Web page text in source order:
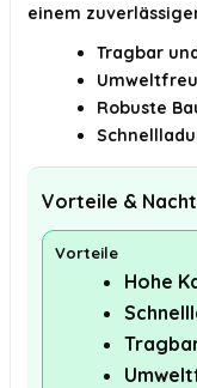
einem
Tragbar
Robuste
Vorteile &
Vorteile
Hohe